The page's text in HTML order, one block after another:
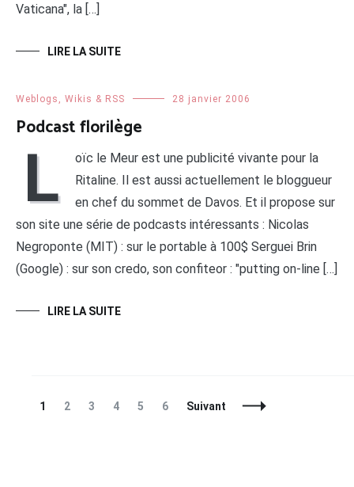
Vaticana", la […]
LIRE LA SUITE
Weblogs, Wikis & RSS 28 janvier 2006
Podcast florilège
L
oïc le Meur est une publicité vivante pour la
Ritaline. Il est aussi actuellement le bloggueur
en chef du sommet de Davos. Et il propose sur
son site une série de podcasts intéressants : Nicolas
Negroponte (MIT) : sur le portable à 100$ Serguei Brin
(Google) : sur son credo, son confiteor : "putting on-line […]
LIRE LA SUITE
Navigation
Page
1 Page
2 Page
3 Page
4 Page
5 Page
6 Suivant